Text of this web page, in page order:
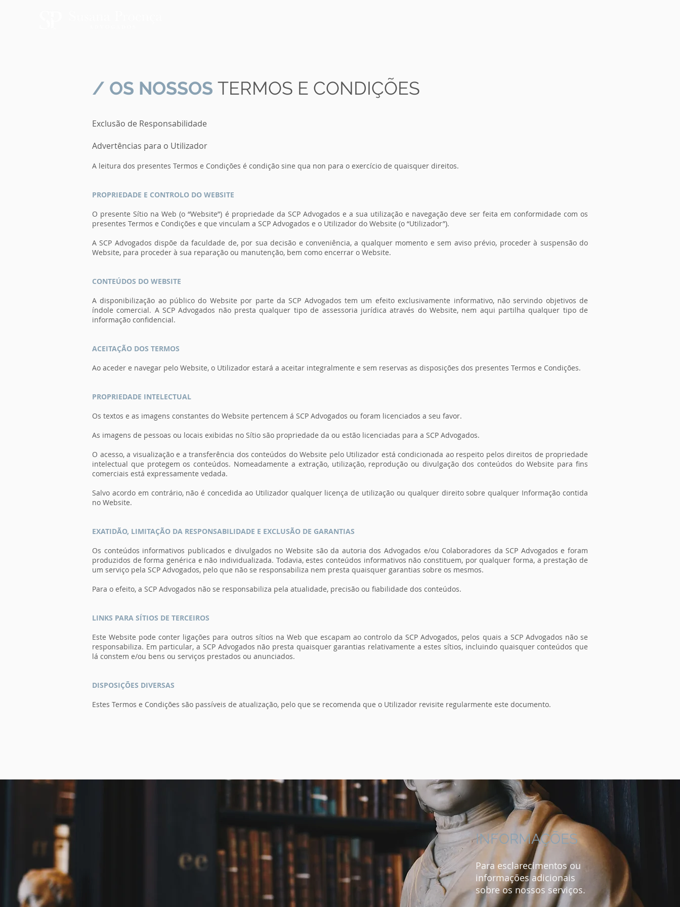
Exclusão de Responsabilidade
Advertências para o Utilizador
A leitura dos presentes Termos e Condições é condição sine qua non para o exercício de quaisquer direitos.
PROPRIEDADE E CONTROLO DO WEBSITE
O presente Sítio na Web (o “Website”) é propriedade da SCP Advogados e a sua utilização e navegação deve ser feita em conformidade com os
presentes Termos e Condições e que vinculam a SCP Advogados e o Utilizador do Website (o “Utilizador”).
A SCP Advogados dispõe da faculdade de, por sua decisão e conveniência, a qualquer momento e sem aviso prévio, proceder à suspensão do
Website, para proceder à sua reparação ou manutenção, bem como encerrar o Website.
CONTEÚDOS DO WEBSITE
A disponibilização ao público do Website por parte da SCP Advogados tem um efeito exclusivamente informativo, não servindo objetivos de
índole comercial. A SCP Advogados não presta qualquer tipo de assessoria jurídica através do Website, nem aqui partilha qualquer tipo de
informação confidencial.
ACEITAÇÃO DOS TERMOS
Ao aceder e navegar pelo Website, o Utilizador estará a aceitar integralmente e sem reservas as disposições dos presentes Termos e Condições.
PROPRIEDADE INTELECTUAL
Os textos e as imagens constantes do Website pertencem á SCP Advogados ou foram licenciados a seu favor.
As imagens de pessoas ou locais exibidas no Sítio são propriedade da ou estão licenciadas para a SCP Advogados.
O acesso, a visualização e a transferência dos conteúdos do Website pelo Utilizador está condicionada ao respeito pelos direitos de propriedade
intelectual que protegem os conteúdos. Nomeadamente a extração, utilização, reprodução ou divulgação dos conteúdos do Website para fins
comerciais está expressamente vedada.
Salvo acordo em contrário, não é concedida ao Utilizador qualquer licença de utilização ou qualquer direito sobre qualquer Informação contida
no Website.
EXATIDÃO, LIMITAÇÃO DA RESPONSABILIDADE E EXCLUSÃO DE GARANTIAS
Os conteúdos informativos publicados e divulgados no Website são da autoria dos Advogados e/ou Colaboradores da SCP Advogados e foram
produzidos de forma genérica e não individualizada. Todavia, estes conteúdos informativos não constituem, por qualquer forma, a prestação de
um serviço pela SCP Advogados, pelo que não se responsabiliza nem presta quaisquer garantias sobre os mesmos.
Para o efeito, a SCP Advogados não se responsabiliza pela atualidade, precisão ou fiabilidade dos conteúdos.
LINKS PARA SÍTIOS DE TERCEIROS
Este Website pode conter ligações para outros sítios na Web que escapam ao controlo da SCP Advogados, pelos quais a SCP Advogados não se
responsabiliza. Em particular, a SCP Advogados não presta quaisquer garantias relativamente a estes sítios, incluindo quaisquer conteúdos que
lá constem e/ou bens ou serviços prestados ou anunciados.
DISPOSIÇÕES DIVERSAS
Estes Termos e Condições são passíveis de atualização, pelo que se recomenda que o Utilizador revisite regularmente este documento.
/ OS NOSSOS TERMOS E CONDIÇÕES
INFORMAÇÕES
Para esclarecimentos ou
informações adicionais
sobre os nossos serviços.